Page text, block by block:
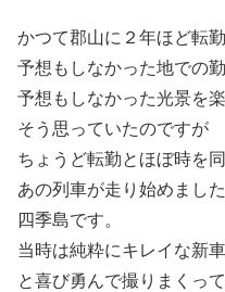
かつて郡山に２年ほど転
予想もしなかった地での
予想もしなかった光景を楽
そう思っていたのですが
ちょうど転勤とほぼ時を
あの列車が走り始めました
四季島です。
当時は純粋にキレイな新
と喜び勇んで撮りまくっ